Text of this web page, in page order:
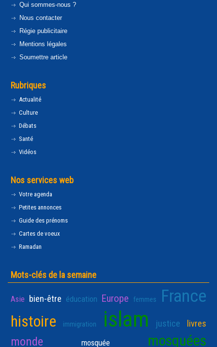
Qui sommes-nous ?
Nous contacter
Régie publicitaire
Mentions légales
Soumettre article
Rubriques
Actualité
Culture
Débats
Santé
Vidéos
Nos services web
Votre agenda
Petites annonces
Guide des prénoms
Cartes de voeux
Ramadan
Mots-clés de la semaine
Asie bien-être éducation Europe femmes France
histoire immigration islam justice livres
monde mosquée mosquées